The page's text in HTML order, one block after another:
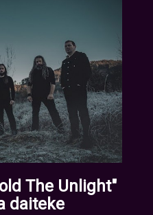
The Unlight"
daiteke